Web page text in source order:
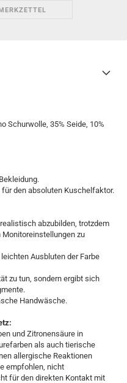
Schurwolle, 35% Seide, 10%
den absoluten Kuschelfaktor.
abzubilden, trotzdem
zu
Ausbluten der Farbe
zu tun, sondern ergibt sich
Handwäsche.
und Zitronensäure in
als auch tierische
allergische Reaktionen
empfohlen, nicht
für den direkten Kontakt mit